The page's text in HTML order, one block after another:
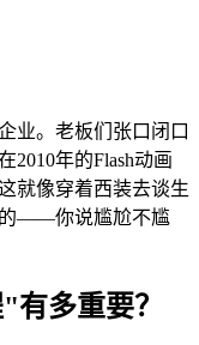
业。老板们张口闭口
2010年的Flash动画
就像穿着西装去谈生
的——你说尴尬不尴
多重要？